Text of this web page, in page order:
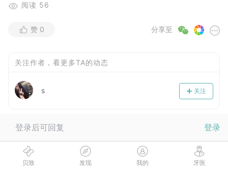
阅读 56
分享至
赞 0
关注作者，看更多TA的动态
关注
s
回复1
大兔娃娃
登录后可回复 登录
贝致 发现 我的 牙医